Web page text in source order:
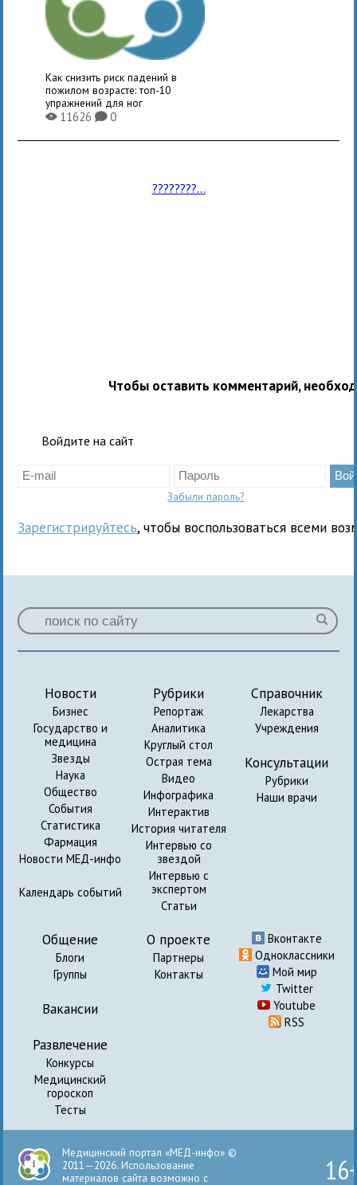
Как снизить риск падений в
пожилом возрасте: топ-10
упражнений для ног
X11626K0
????????...
Чтобы оставить комментарий,
Войдите на сайт
Забыли пароль?
Зарегистрируйтесь, чтобы воспользоваться всеми
Новости
Бизнес
Государство и
медицина
Звезды
Наука
Общество
События
Статистика
Фармация
Новости МЕД-инфо
Календарь событий
Рубрики
Репортаж
Аналитика
Круглый стол
Острая тема
Видео
Инфографика
Интерактив
История читателя
Интервью со
звездой
Интервью с
экспертом
Статьи
Справочник
Лекарства
Учреждения
Консультации
Рубрики
Наши врачи
Общение
Блоги
Группы
Вакансии
Развлечение
Конкурсы
Медицинский
гороскоп
Тесты
О проекте
Партнеры
Контакты
Вконтакте
Одноклассники
Мой мир
Twitter
Youtube
RSS
Медицинский портал «МЕД-инфо» ©
2011—2026. Использование
материалов сайта возможно с